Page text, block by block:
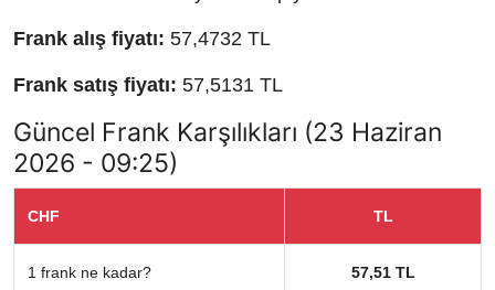
Frank alış fiyatı: 57,4732 TL
Frank satış fiyatı: 57,5131 TL
Güncel Frank Karşılıkları (23 Haziran
2026 - 09:25)
CHF TL
1 frank ne kadar? 57,51 TL